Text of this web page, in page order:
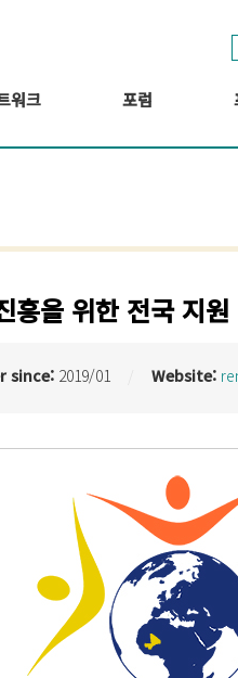
워크 포럼
GSEF2021
럼
흥을 위한 전국 지
since: 2019/01 Website: